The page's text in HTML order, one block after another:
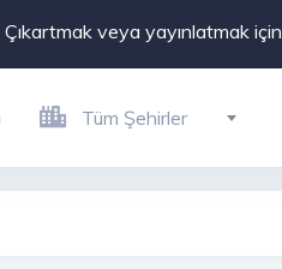
veya yayınlatmak için
Tüm Şehirler